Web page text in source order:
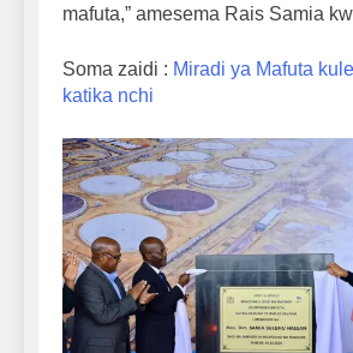
mafuta,” amesema Rais Samia
Soma zaidi : Miradi ya Mafuta
katika nchi